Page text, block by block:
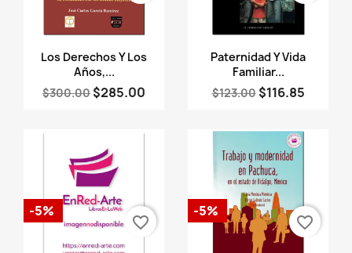
Vista rápida
Los Derechos Y Los
Años,...
$300.00 $285.00
Vista rápida
Paternidad Y Vida
Familiar...
$123.00 $116.85
-5%
favorite_border
-5%
favorite_border